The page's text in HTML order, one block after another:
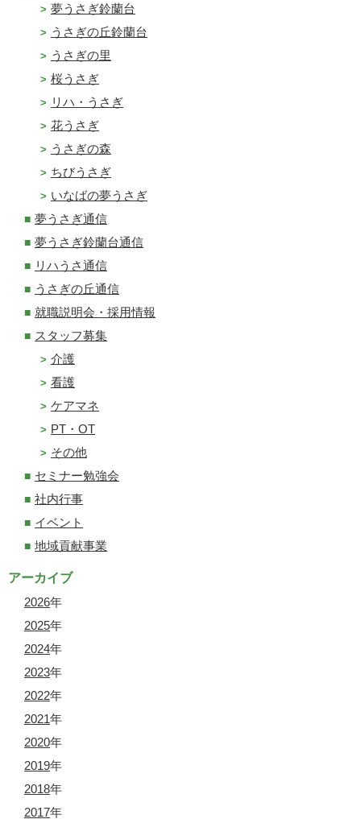
夢うさぎ鈴蘭台
うさぎの丘鈴蘭台
うさぎの里
桜うさぎ
リハ・うさぎ
花うさぎ
うさぎの森
ちびうさぎ
いなばの夢うさぎ
夢うさぎ通信
夢うさぎ鈴蘭台通信
リハうさ通信
うさぎの丘通信
就職説明会・採用情報
スタッフ募集
介護
看護
ケアマネ
PT・OT
その他
セミナー勉強会
社内行事
イベント
地域貢献事業
アーカイブ
2026年
2025年
2024年
2023年
2022年
2021年
2020年
2019年
2018年
2017年